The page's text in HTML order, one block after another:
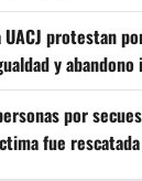
protestan
y
por
fue rescatada